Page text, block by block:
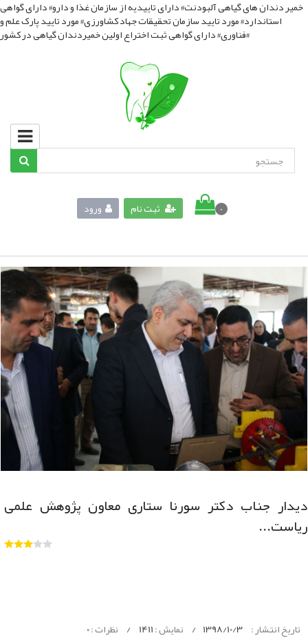
خمیر دندان های گیاهی آلبودنت# دارای تاییدیه از سازمان غذا و دارو# دارای گواهی
استاندارد# مورد تایید سازمان تحقیقات جهاد کشاورزی# مورد تایید پارک علم و
فناوری# دارای گواهی ثبت اختراع اولین خمیردندان گیاهی در کشور#
ورود ثبت نام 0
دیدار جناب دکتر سورنا ستاری معاون پژوهش علمی
ریاست...
تاریخ انتشار : 1398/10/3
/ نمایش :1411
/ نظرات :0